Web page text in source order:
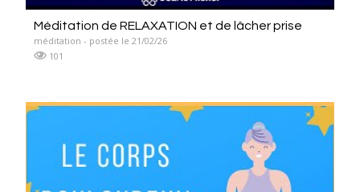
Méditation de RELAXATION et de lâcher prise
méditation - postée le 21/02/26
101